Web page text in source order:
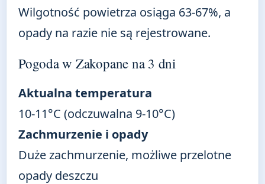
Wilgotność powietrza osiąga 63-67%, a
opady na razie nie są rejestrowane.
Pogoda w Zakopane na 3 dni
Aktualna temperatura
10-11°C (odczuwalna 9-10°C)
Zachmurzenie i opady
Duże zachmurzenie, możliwe przelotne
opady deszczu